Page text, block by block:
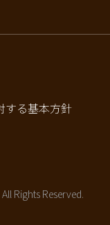
する基本方針
Rights Reserved.